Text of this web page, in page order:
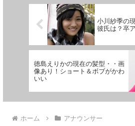
小川紗季の
彼氏は？卒
徳島えりかの現在の髪型・・画
像あり！ショート＆ボブがかわ
いい
ホーム アナウンサー